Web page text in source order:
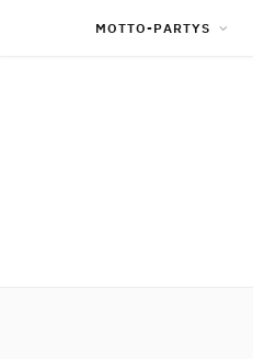
MOTTO-PARTYS